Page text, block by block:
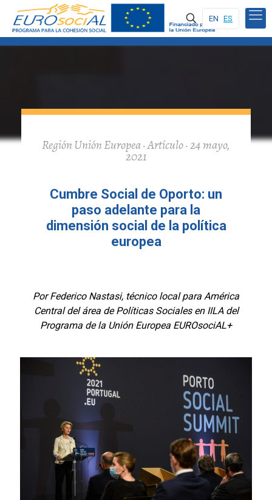
EN ES
Región Unión Europea · Artículo · 24 mayo,
2021
Cumbre Social de Oporto: un
paso adelante para la
dimensión social de la política
europea
Por Federico Nastasi, técnico local para América
Central del área de Políticas Sociales en IILA del
Programa de la Unión Europea EUROsociAL+